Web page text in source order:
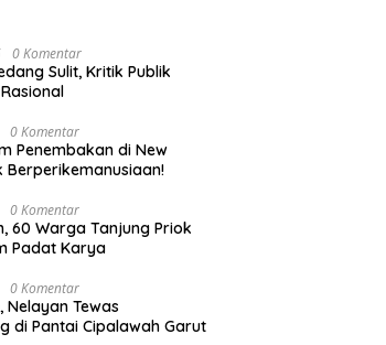
0 Komentar
Sulit, Kritik Publik
0 Komentar
Penembakan di New
Berperikemanusiaan!
0 Komentar
60 Warga Tanjung Priok
Padat Karya
0 Komentar
Nelayan Tewas
di Pantai Cipalawah Garut